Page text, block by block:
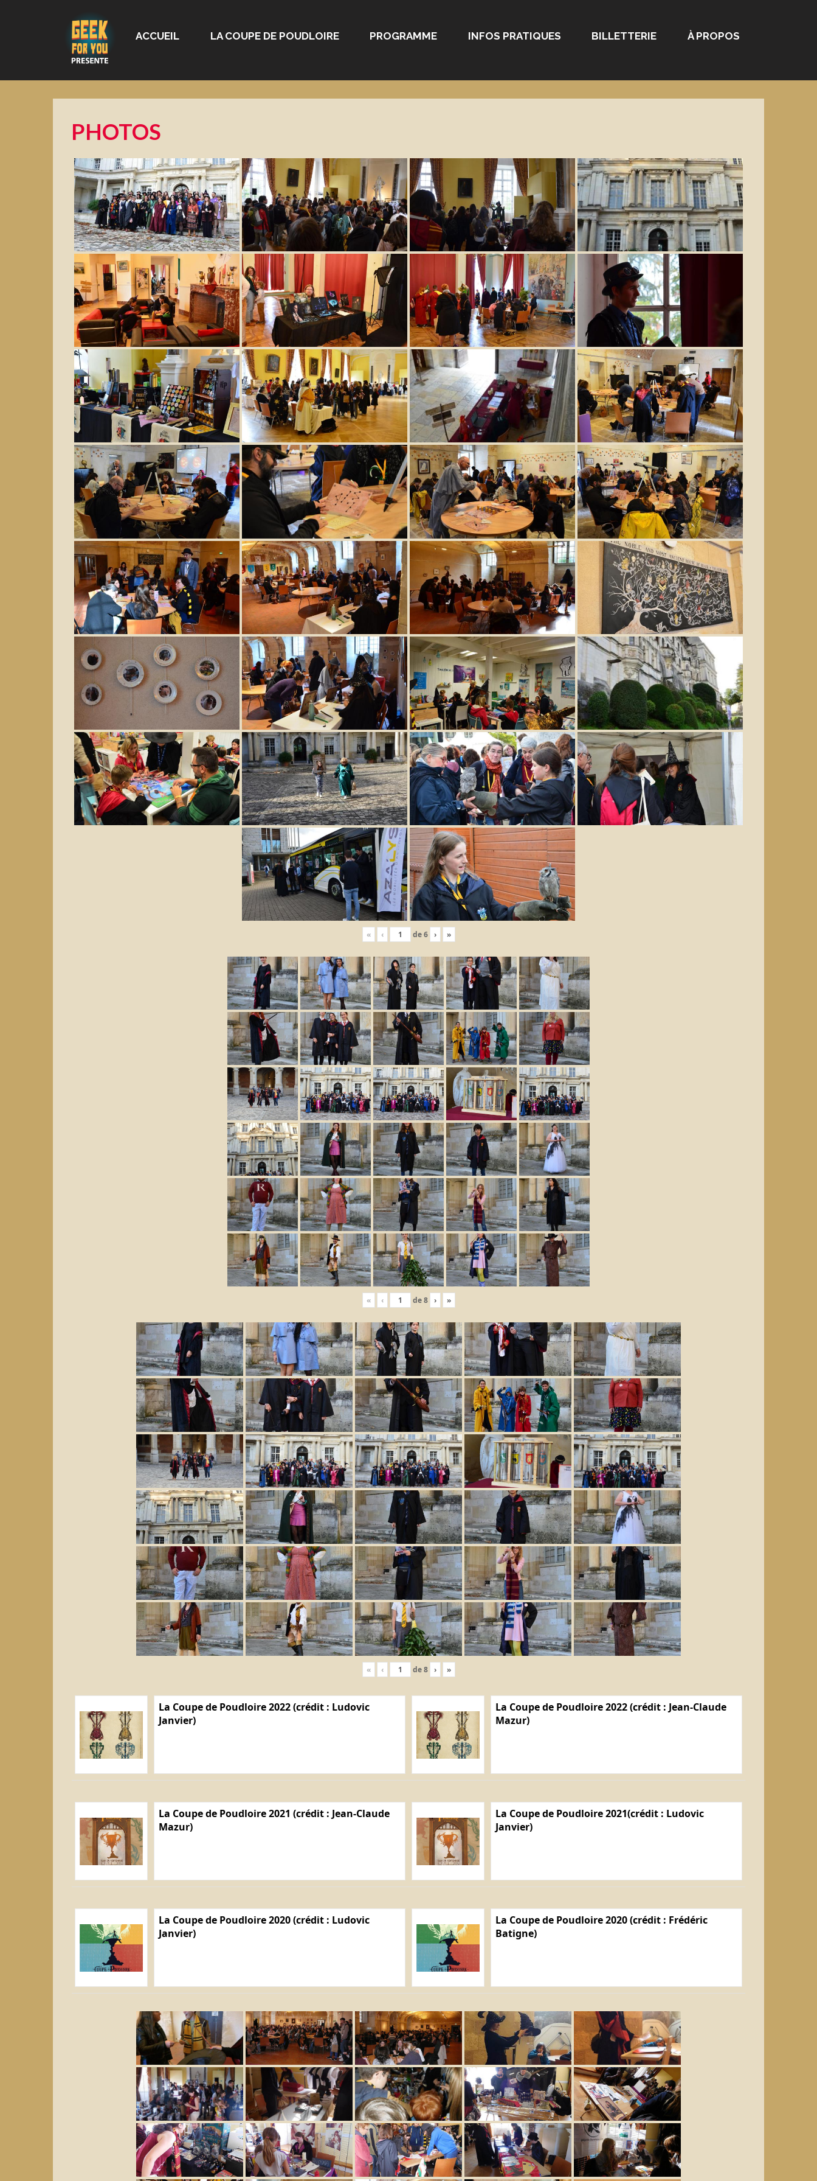
ACCUEIL LA COUPE DE POUDLOIRE PROGRAMME INFOS PRATIQUES BILLETTERIE À PROPOS
PHOTOS
« ‹ de6 › »
« ‹ de8 › »
« ‹ de8 › »
La Coupe de Poudloire 2022 (crédit : Ludovic
Janvier)
La Coupe de Poudloire 2022 (crédit : Jean-Claude
Mazur)
La Coupe de Poudloire 2021 (crédit : Jean-Claude
Mazur)
La Coupe de Poudloire 2021(crédit : Ludovic
Janvier)
La Coupe de Poudloire 2020 (crédit : Ludovic
Janvier)
La Coupe de Poudloire 2020 (crédit : Frédéric
Batigne)